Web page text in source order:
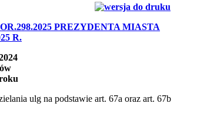
PREZYDENTA MIASTA
R.
ulg na podstawie art. 67a oraz art. 67b